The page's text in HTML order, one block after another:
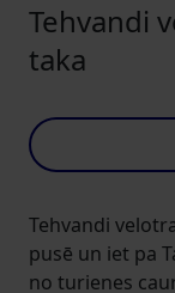
Tehvandi
taka
Tehvandi
pusē un iet pa
no turienes